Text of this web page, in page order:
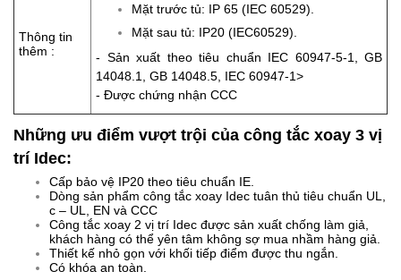
Thông tin
thêm :
Mặt trước tủ: IP 65 (IEC 60529).
Mặt sau tủ: IP20 (IEC60529).
- Sản xuất theo tiêu chuẩn IEC 60947-5-1, GB
14048.1, GB 14048.5, IEC 60947-1>
- Được chứng nhận CCC
Những ưu điểm vượt trội của công tắc xoay 3 vị
trí Idec:
Cấp bảo vệ IP20 theo tiêu chuẩn IE.
Dòng sản phẩm công tắc xoay Idec tuân thủ tiêu chuẩn UL,
c – UL, EN và CCC
Công tắc xoay 2 vị trí Idec được sản xuất chống làm giả,
khách hàng có thể yên tâm không sợ mua nhầm hàng giả.
Thiết kế nhỏ gọn với khối tiếp điểm được thu ngắn.
Có khóa an toàn.